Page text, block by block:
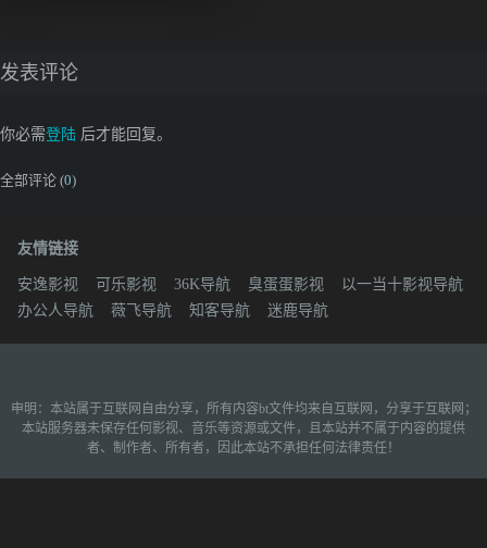
发表评论
你必需登陆 后才能回复。
全部评论 (0)
友情链接
安逸影视 可乐影视 36K导航 臭蛋蛋影视
以一当十影视导航
办公人导航
薇飞导航 知客导航 迷鹿导航
申明：本站属于互联网自由分享，所有内容bt文件均来自互联网，分享于互联网；
本站服务器未保存任何影视、音乐等资源或文件，且本站并不属于内容的提供
者、制作者、所有者，因此本站不承担任何法律责任！